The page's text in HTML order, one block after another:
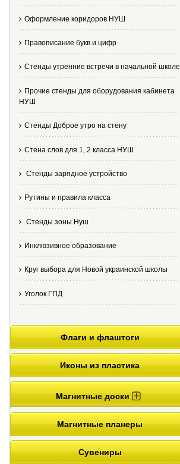
Оформление коридоров НУШ
Правописание букв и цифр
Стенды утренние встречи в начальной школе
Прочие стенды для оборудования кабинета
НУШ
Стенды Доброе утро на стену
Стена слов для 1, 2 класса НУШ
Стенды зарядное устройство
Рутины и правила класса
Стенды зоны Нуш
Инклюзивное образование
Круг выбора для Новой украинской школы
Уголок ГПД
Флаги и флаштоги
Иконы из пластика
Магнитные доски
Магнитные планеры
Сувениры